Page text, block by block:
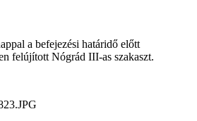
a befejezési határidő előtt
felújított Nógrád III-as szakaszt.